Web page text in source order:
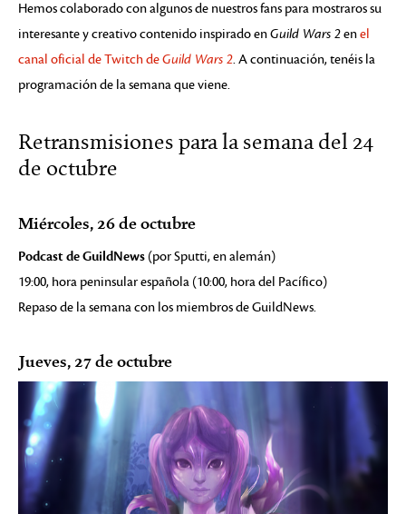
Hemos colaborado con algunos de nuestros fans para mostraros su
interesante y creativo contenido inspirado enGuild Wars 2enel
canal oficial de Twitch deGuild Wars 2. A continuación, tenéis la
programación de la semana que viene.
Retransmisiones para la semana del 24
de octubre
Miércoles, 26 de octubre
Podcast de GuildNews (por Sputti, en alemán)
19:00, hora peninsular española (10:00, hora del Pacífico)
Repaso de la semana con los miembros de GuildNews.
Jueves, 27 de octubre